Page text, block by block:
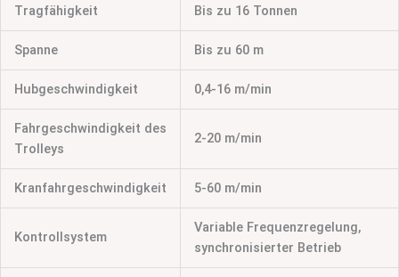
Tragfähigkeit Bis zu 16 Tonnen
Spanne Bis zu 60 m
Hubgeschwindigkeit 0,4-16 m/min
Fahrgeschwindigkeit des
Trolleys
2-20 m/min
Kranfahrgeschwindigkeit 5-60 m/min
Kontrollsystem
Variable Frequenzregelung,
synchronisierter Betrieb